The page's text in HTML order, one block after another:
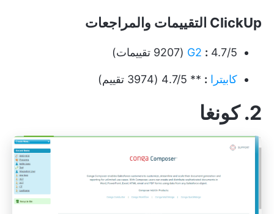
ClickUp التقييمات والمراجعات
G2 : 4.7/5 (9207 تقييمات)
كابيترا : ** 4.7/5 (3974 تقييم)
2. كونغا